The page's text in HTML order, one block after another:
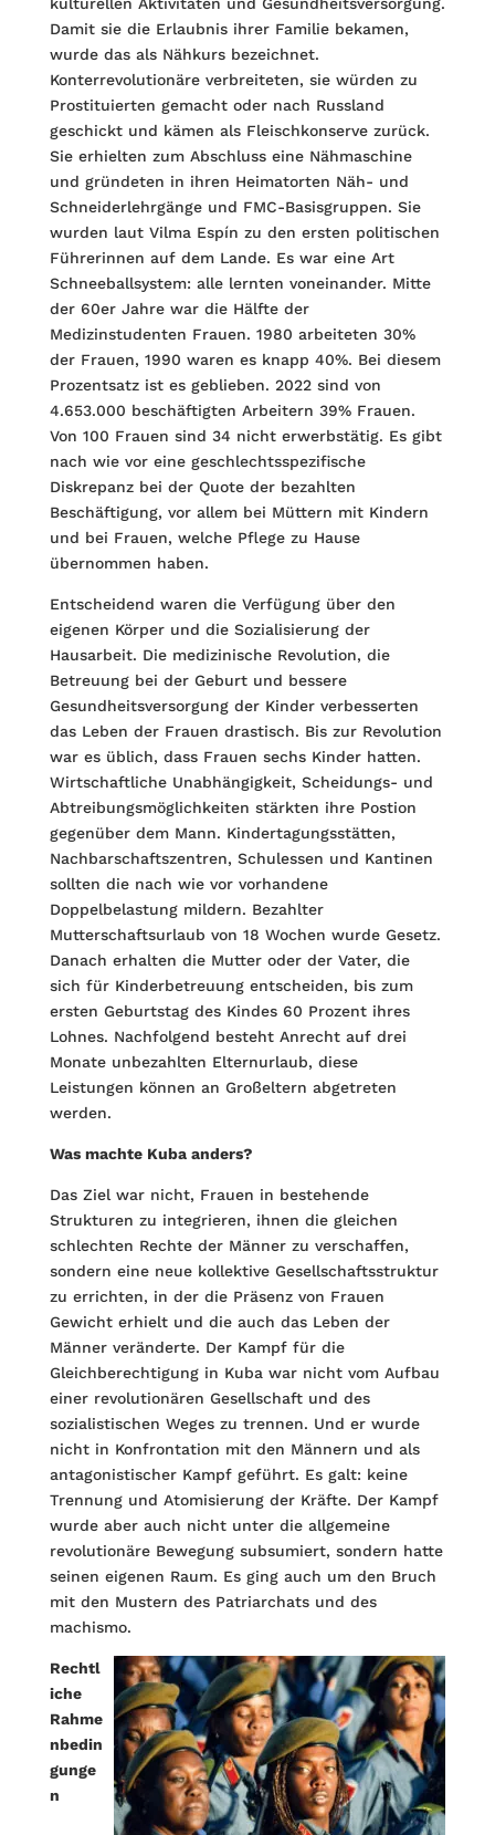
Damit sie die Erlaubnis ihrer Familie bekamen,
wurde das als Nähkurs bezeichnet.
Konterrevolutionäre verbreiteten, sie würden zu
Prostituierten gemacht oder nach Russland
geschickt und kämen als Fleischkonserve zurück.
Sie erhielten zum Abschluss eine Nähmaschine
und gründeten in ihren Heimatorten Näh- und
Schneiderlehrgänge und FMC-Basisgruppen. Sie
wurden laut Vilma Espín zu den ersten politischen
Führerinnen auf dem Lande. Es war eine Art
Schneeballsystem: alle lernten voneinander. Mitte
der 60er Jahre war die Hälfte der
Medizinstudenten Frauen. 1980 arbeiteten 30%
der Frauen, 1990 waren es knapp 40%. Bei diesem
Prozentsatz ist es geblieben. 2022 sind von
4.653.000 beschäftigten Arbeitern 39% Frauen.
Von 100 Frauen sind 34 nicht erwerbstätig. Es gibt
nach wie vor eine geschlechtsspezifische
Diskrepanz bei der Quote der bezahlten
Beschäftigung, vor allem bei Müttern mit Kindern
und bei Frauen, welche Pflege zu Hause
übernommen haben.
Entscheidend waren die Verfügung über den
eigenen Körper und die Sozialisierung der
Hausarbeit. Die medizinische Revolution, die
Betreuung bei der Geburt und bessere
Gesundheitsversorgung der Kinder verbesserten
das Leben der Frauen drastisch. Bis zur Revolution
war es üblich, dass Frauen sechs Kinder hatten.
Wirtschaftliche Unabhängigkeit, Scheidungs- und
Abtreibungsmöglichkeiten stärkten ihre Postion
gegenüber dem Mann. Kindertagungsstätten,
Nachbarschaftszentren, Schulessen und Kantinen
sollten die nach wie vor vorhandene
Doppelbelastung mildern. Bezahlter
Mutterschaftsurlaub von 18 Wochen wurde Gesetz.
Danach erhalten die Mutter oder der Vater, die
sich für Kinderbetreuung entscheiden, bis zum
ersten Geburtstag des Kindes 60 Prozent ihres
Lohnes. Nachfolgend besteht Anrecht auf drei
Monate unbezahlten Elternurlaub, diese
Leistungen können an Großeltern abgetreten
werden.
Was machte Kuba anders?
Das Ziel war nicht, Frauen in bestehende
Strukturen zu integrieren, ihnen die gleichen
schlechten Rechte der Männer zu verschaffen,
sondern eine neue kollektive Gesellschaftsstruktur
zu errichten, in der die Präsenz von Frauen
Gewicht erhielt und die auch das Leben der
Männer veränderte. Der Kampf für die
Gleichberechtigung in Kuba war nicht vom Aufbau
einer revolutionären Gesellschaft und des
sozialistischen Weges zu trennen. Und er wurde
nicht in Konfrontation mit den Männern und als
antagonistischer Kampf geführt. Es galt: keine
Trennung und Atomisierung der Kräfte. Der Kampf
wurde aber auch nicht unter die allgemeine
revolutionäre Bewegung subsumiert, sondern hatte
seinen eigenen Raum. Es ging auch um den Bruch
mit den Mustern des Patriarchats und des
machismo.
Rechtl
iche
Rahme
nbedin
gunge
n